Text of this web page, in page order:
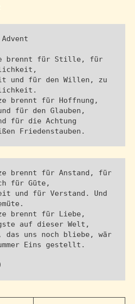
brennt für Stille, für
und für den Willen, zu
brennt für Hoffnung,
für den Glauben,
für die Achtung
Friedenstauben.
brennt für Anstand, für
für Güte,
und für Verstand. Und
brennt für Liebe,
auf dieser Welt,
das uns noch bliebe, wär
Eins gestellt.